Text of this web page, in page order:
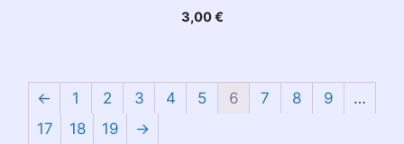
3,00€
← 1 2 3 4 5 6 7 8 9
…
17
18 19 →